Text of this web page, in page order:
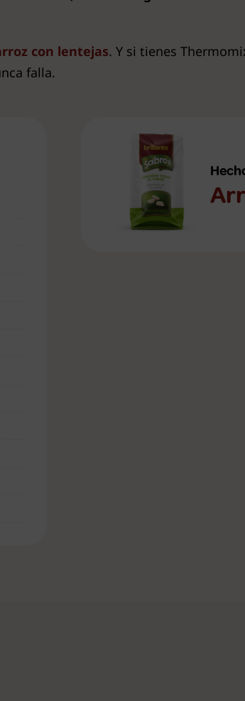
con lentejas. Y si tienes
falla.